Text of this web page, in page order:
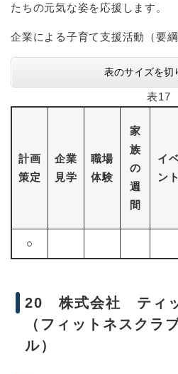
たちの元気な姿を応援します。
企業による子育て支援活動（要綱
表のサイズを切
表17
計画
策定
企業
見学
職場
体験
家
族
の
週
間
イ
ント
○
20 株式会社 ティッ
（フィットネスクラ
ル）